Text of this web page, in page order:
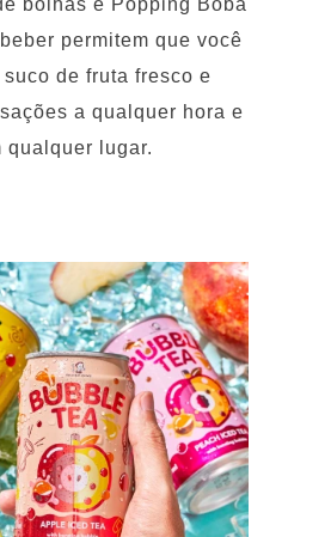
suco de fruta fresco e
a qualquer hora e
qualquer lugar.